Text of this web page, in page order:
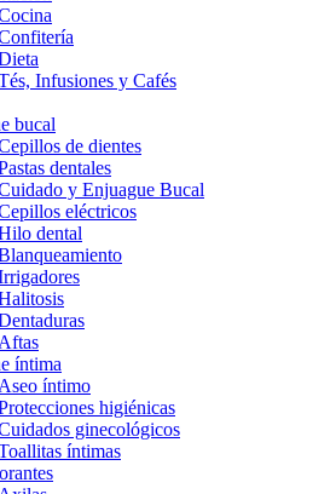
Infusiones y Cafés
bucal
de dientes
dentales
y Enjuague Bucal
eléctricos
dental
Aftas
íntima
Aseo íntimo
higiénicas
ginecológicos
íntimas